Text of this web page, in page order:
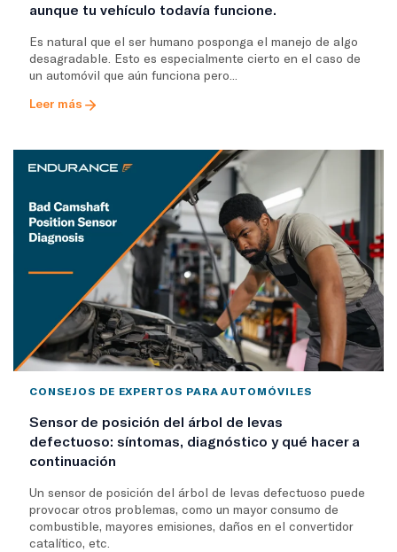
aunque tu vehículo todavía funcione.
Es natural que el ser humano posponga el manejo de algo
desagradable. Esto es especialmente cierto en el caso de
un automóvil que aún funciona pero...
Leer más
CONSEJOS DE EXPERTOS PARA AUTOMÓVILES
Sensor de posición del árbol de levas
defectuoso: síntomas, diagnóstico y qué hacer a
continuación
Un sensor de posición del árbol de levas defectuoso puede
provocar otros problemas, como un mayor consumo de
combustible, mayores emisiones, daños en el convertidor
catalítico, etc.